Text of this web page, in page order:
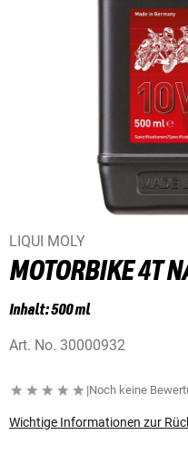
LIQUI MOLY
MOTORBIKE 4T
Inhalt: 500 ml
Art. No. 30000932
|Noch keine
Wichtige Informationen zur